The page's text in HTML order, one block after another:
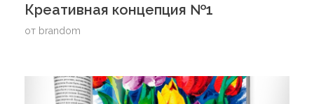
Креативная концепция №1
от brandom